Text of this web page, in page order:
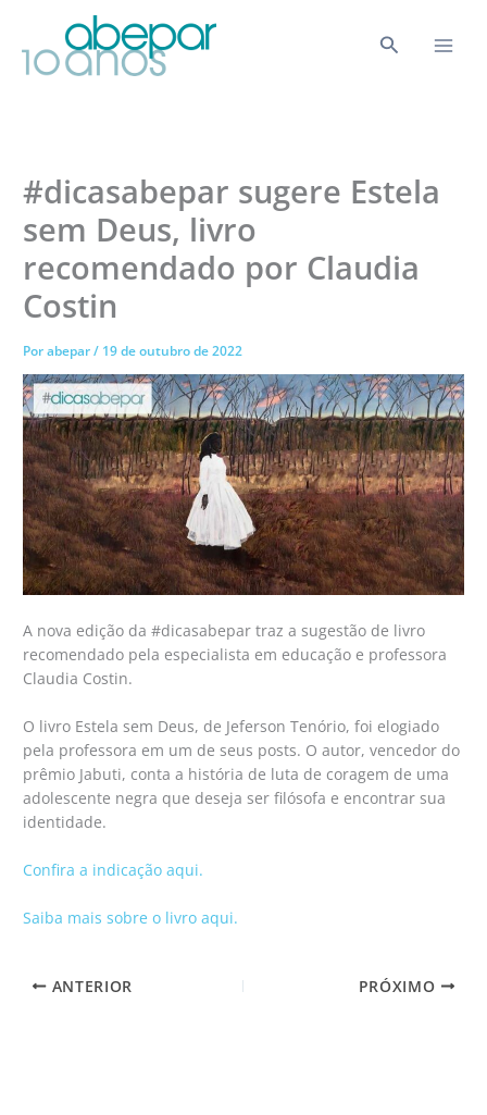
conteúdo
Pesquisar
#dicasabepar sugere Estela
sem Deus, livro
recomendado por Claudia
Costin
Porabepar/ 19 de outubro de 2022
A nova edição da #dicasabepar traz a sugestão de livro
recomendado pela especialista em educação e professora
Claudia Costin.
O livro Estela sem Deus, de Jeferson Tenório, foi elogiado
pela professora em um de seus posts. O autor, vencedor do
prêmio Jabuti, conta a história de luta de coragem de uma
adolescente negra que deseja ser filósofa e encontrar sua
identidade.
Confira a indicação aqui.
Saiba mais sobre o livro aqui.
ANTERIOR PRÓXIMO